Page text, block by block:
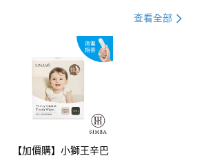
查看全部
【加價購】小獅王辛巴